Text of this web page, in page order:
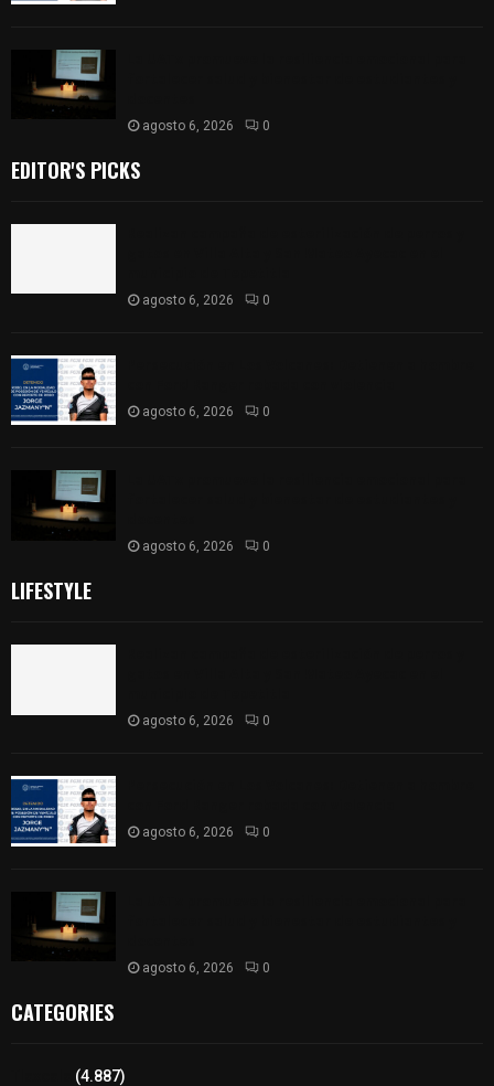
agosto 6, 2026 0
EDITOR'S PICKS
agosto 6, 2026 0
agosto 6, 2026 0
agosto 6, 2026 0
LIFESTYLE
agosto 6, 2026 0
agosto 6, 2026 0
agosto 6, 2026 0
CATEGORIES
(4.887)